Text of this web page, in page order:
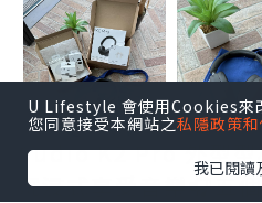
Sudio K2 Pro 外型型
沉浸式享受音樂🎧五
U Lifestyle 會使用Cookies來
您同意接受本網站之私隱政策
我已閱讀